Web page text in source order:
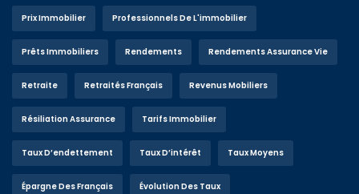
Prix Immobilier Professionnels De L'immobilier
Prêts Immobiliers Rendements Rendements Assurance Vie
Retraite Retraités Français Revenus Mobiliers
Résiliation Assurance Tarifs Immobilier
Taux D’endettement Taux D’intérêt Taux Moyens
Épargne Des Français Évolution Des Taux